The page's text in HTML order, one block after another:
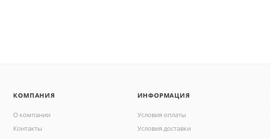
КОМПАНИЯ
О компании
Контакты
ИНФОРМАЦИЯ
Условия оплаты
Условия доставки